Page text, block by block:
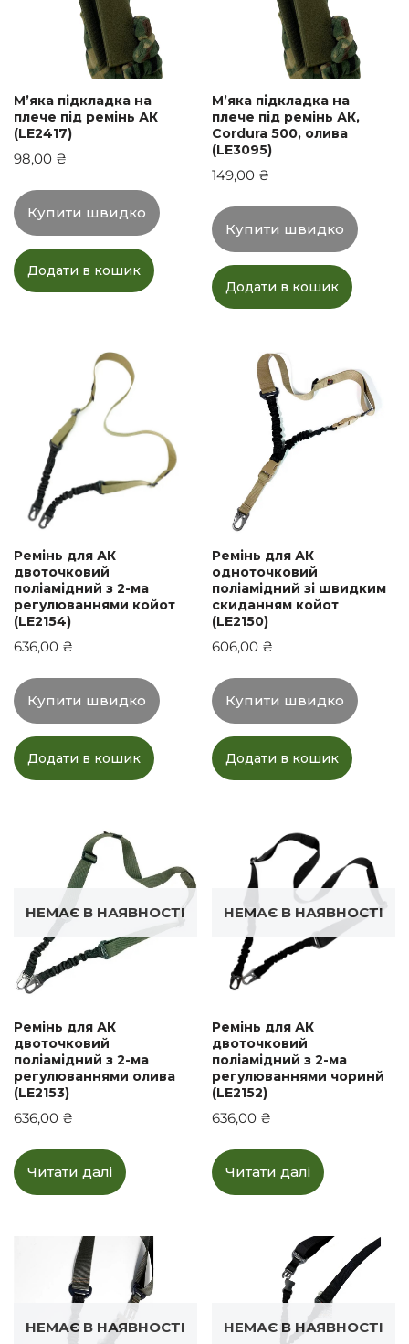
М’яка підкладка на
плече під ремінь АК
(LE2417)
98,00 ₴
Купити швидко
Додати в кошик
М’яка підкладка на
плече під ремінь АК,
Cordura 500, олива
(LE3095)
149,00 ₴
Купити швидко
Додати в кошик
Ремінь для АК
двоточковий
поліамідний з 2-ма
регулюваннями койот
(LE2154)
636,00 ₴
Купити швидко
Додати в кошик
Ремінь для АК
одноточковий
поліамідний зі швидким
скиданням койот
(LE2150)
606,00 ₴
Купити швидко
Додати в кошик
НЕМАЄ В НАЯВНОСТІ
Ремінь для АК
двоточковий
поліамідний з 2-ма
регулюваннями олива
(LE2153)
636,00 ₴
Читати далі
НЕМАЄ В НАЯВНОСТІ
Ремінь для АК
двоточковий
поліамідний з 2-ма
регулюваннями чоринй
(LE2152)
636,00 ₴
Читати далі
НЕМАЄ В НАЯВНОСТІ НЕМАЄ В НАЯВНОСТІ